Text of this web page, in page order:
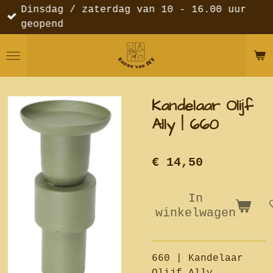
Ga
direct
de
Dinsdag / zaterdag van 10 - 16.00 uur
geopend
Kandelaar Olijf
Ally | 660
€ 14,50
In
winkelwagen
660 | Kandelaar